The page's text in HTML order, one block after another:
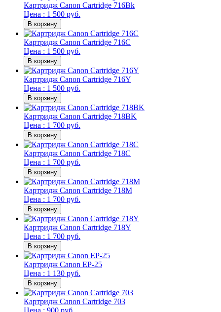
Картридж Canon Cartridge 716Bk
Цена : 1 500 руб.
Картридж Canon Cartridge 716C
Цена : 1 500 руб.
Картридж Canon Cartridge 716Y
Цена : 1 500 руб.
Картридж Canon Cartridge 718BK
Цена : 1 700 руб.
Картридж Canon Cartridge 718C
Цена : 1 700 руб.
Картридж Canon Cartridge 718M
Цена : 1 700 руб.
Картридж Canon Cartridge 718Y
Цена : 1 700 руб.
Картридж Canon EP-25
Цена : 1 130 руб.
Картридж Canon Cartridge 703
Цена : 900 руб.